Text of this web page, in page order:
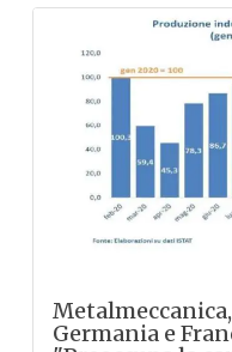
Germania e